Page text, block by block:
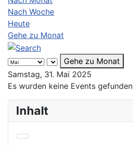
Nach Woche
Heute
Gehe zu Monat
Gehe zu Monat
Samstag, 31. Mai 2025
Es wurden keine Events gefunden
Inhalt